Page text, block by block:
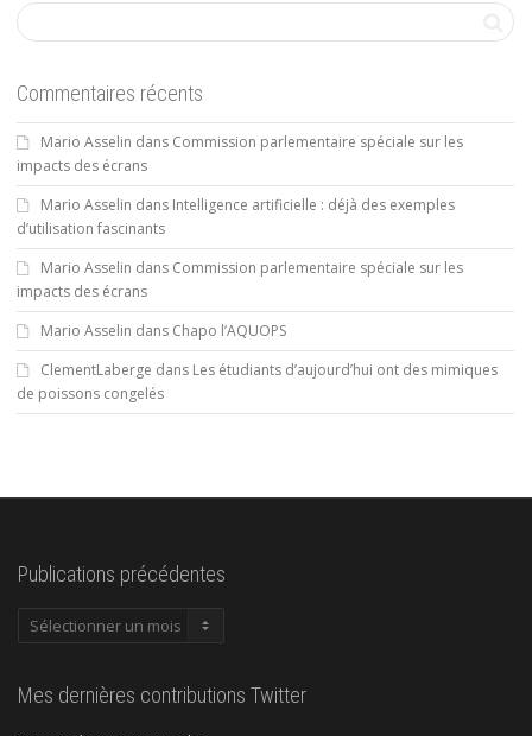
Commentaires récents
Mario Asselin dans Commission parlementaire spéciale sur les
impacts des écrans
Mario Asselin dans Intelligence artificielle : déjà des exemples
d’utilisation fascinants
Mario Asselin dans Commission parlementaire spéciale sur les
impacts des écrans
Mario Asselin dans Chapo l’AQUOPS
ClementLaberge dans Les étudiants d’aujourd’hui ont des mimiques
de poissons congelés
Publications précédentes
Publications
Mes dernières contributions Twitter